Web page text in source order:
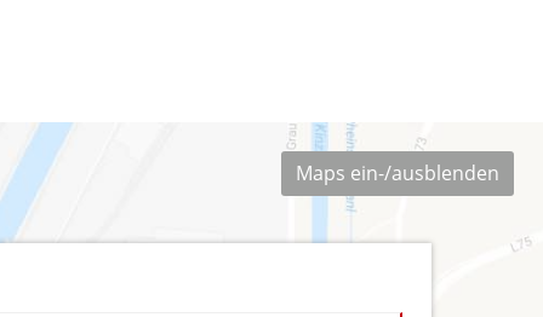
Maps ein-/ausblenden